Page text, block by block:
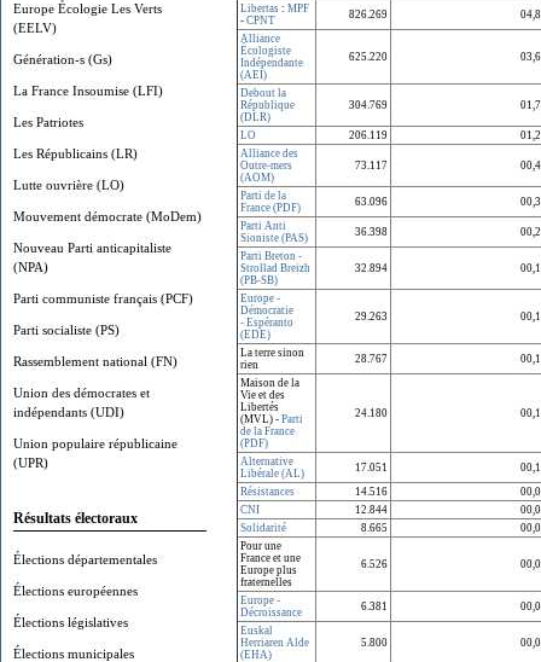
Europe Écologie Les Verts
(EELV)
Génération-s (Gs)
La France Insoumise (LFI)
Les Patriotes
Les Républicains (LR)
Lutte ouvrière (LO)
Mouvement démocrate (MoDem)
Nouveau Parti anticapitaliste
(NPA)
Parti communiste français (PCF)
Parti socialiste (PS)
Rassemblement national (FN)
Union des démocrates et
indépendants (UDI)
Union populaire républicaine
(UPR)
Résultats électoraux
Élections départementales
Élections européennes
Élections législatives
Élections municipales
Libertas : MPF
- CPNT 826.269
Alliance
Écologiste
Indépendante
(AEI)
625.220
Debout la
République
(DLR)
304.769
LO 206.119
Alliance des
Outre-mers
(AOM)
73.117
Parti de la
France (PDF)
63.096
Parti Anti
Sioniste (PAS)
36.398
Parti Breton -
Strollad Breizh
(PB-SB)
32.894
Europe -
Démocratie
- Espéranto
(EDE)
29.263
La terre sinon
rien
28.767
Maison de la
Vie et des
Libertés
(MVL) - Parti
de la France
(PDF)
24.180
Alternative
Libérale (AL)
17.051
Résistances
14.516
CNI
12.844
Solidarité
8.665
Pour une
France et une
Europe plus
fraternelles
6.526
Europe -
Décroissance
6.381
Euskal
Herriaren Alde
(EHA)
5.800